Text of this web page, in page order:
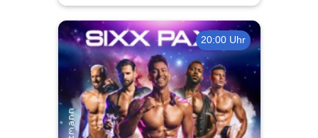
20:00 Uhr